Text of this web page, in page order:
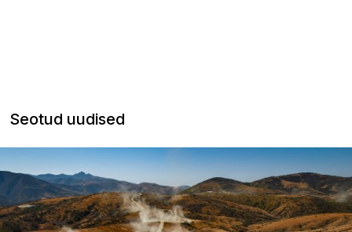
Seotud uudised